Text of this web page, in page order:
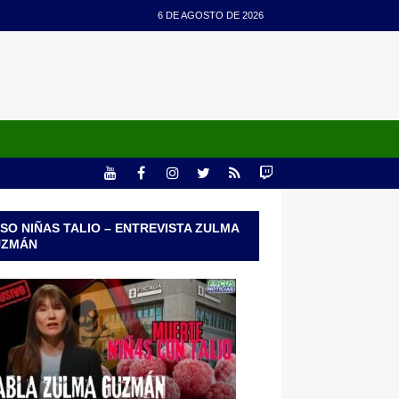
6 DE AGOSTO DE 2026
NIÑAS TALIO – ENTREVISTA ZULMA